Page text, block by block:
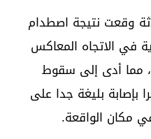
وقعت نتيجة اصطدام
في الاتجاه المعاكس
مما أدى إلى سقوط
بإصابة بليغة جدا على
مكان الواقعة.